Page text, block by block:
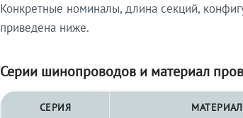
Конкретные номиналы, длина секций,
приведена ниже.
Серии шинопроводов и материал
СЕРИЯ